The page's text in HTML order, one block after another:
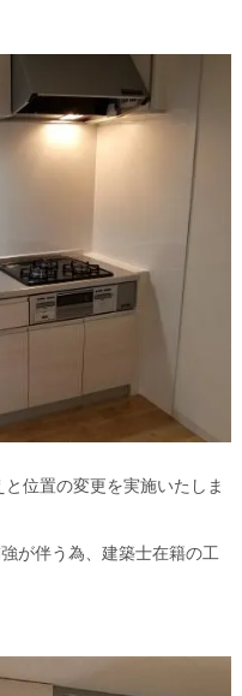
位置の変更を実施いたしま
が伴う為、建築士在籍の工